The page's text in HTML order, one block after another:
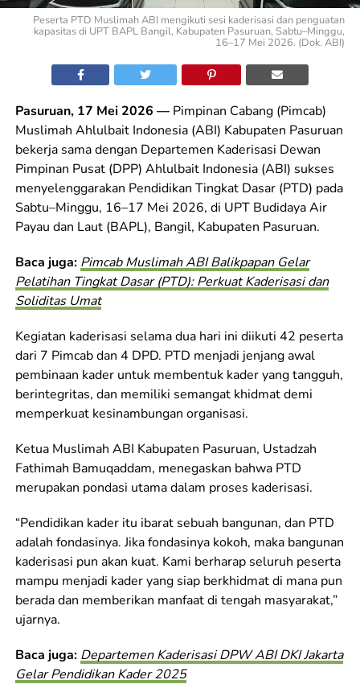
Peserta PTD Muslimah ABI mengikuti sesi kaderisasi dan penguatan
kapasitas di UPT BAPL Bangil, Kabupaten Pasuruan, Sabtu–Minggu,
16–17 Mei 2026. (Dok. ABI)
Pasuruan, 17 Mei 2026 —Pimpinan Cabang (Pimcab)
Muslimah Ahlulbait Indonesia (ABI) Kabupaten Pasuruan
bekerja sama dengan Departemen Kaderisasi Dewan
Pimpinan Pusat (DPP) Ahlulbait Indonesia (ABI) sukses
menyelenggarakan Pendidikan Tingkat Dasar (PTD) pada
Sabtu–Minggu, 16–17 Mei 2026, di UPT Budidaya Air
Payau dan Laut (BAPL), Bangil, Kabupaten Pasuruan.
Baca juga: Pimcab Muslimah ABI Balikpapan Gelar
Pelatihan Tingkat Dasar (PTD): Perkuat Kaderisasi dan
Soliditas Umat
Kegiatan kaderisasi selama dua hari ini diikuti 42 peserta
dari 7 Pimcab dan 4 DPD. PTD menjadi jenjang awal
pembinaan kader untuk membentuk kader yang tangguh,
berintegritas, dan memiliki semangat khidmat demi
memperkuat kesinambungan organisasi.
Ketua Muslimah ABI Kabupaten Pasuruan, Ustadzah
Fathimah Bamuqaddam, menegaskan bahwa PTD
merupakan pondasi utama dalam proses kaderisasi.
“Pendidikan kader itu ibarat sebuah bangunan, dan PTD
adalah fondasinya. Jika fondasinya kokoh, maka bangunan
kaderisasi pun akan kuat. Kami berharap seluruh peserta
mampu menjadi kader yang siap berkhidmat di mana pun
berada dan memberikan manfaat di tengah masyarakat,”
ujarnya.
Baca juga: Departemen Kaderisasi DPW ABI DKI Jakarta
Gelar Pendidikan Kader 2025